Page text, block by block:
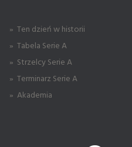
» Ten dzień w historii
» Tabela Serie A
» Strzelcy Serie A
» Terminarz Serie A
» Akademia